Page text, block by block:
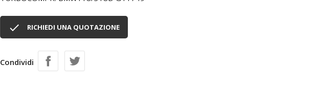
 RICHIEDI UNA QUOTAZIONE
Condividi